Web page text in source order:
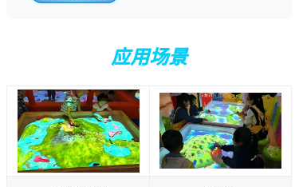
应用场景